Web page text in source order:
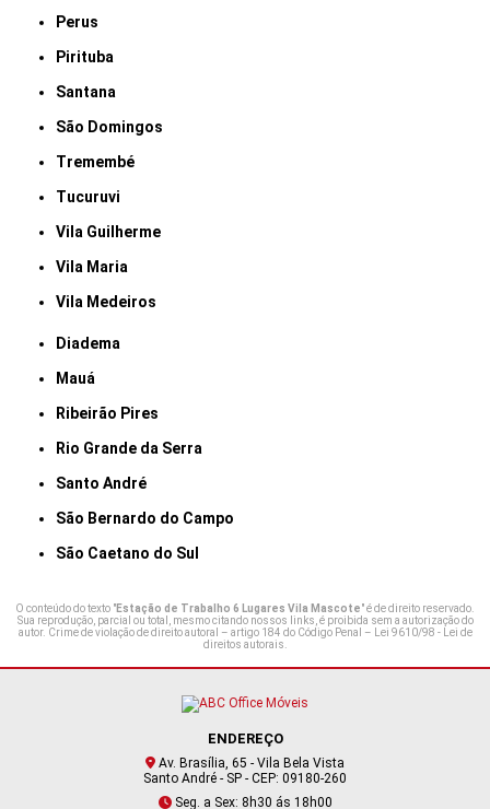
Perus
Pirituba
Santana
São Domingos
Tremembé
Tucuruvi
Vila Guilherme
Vila Maria
Vila Medeiros
Diadema
Mauá
Ribeirão Pires
Rio Grande da Serra
Santo André
São Bernardo do Campo
São Caetano do Sul
O conteúdo do texto "Estação de Trabalho 6 Lugares Vila Mascote" é de direito reservado.
Sua reprodução, parcial ou total, mesmo citando nossos links, é proibida sem a autorização do
autor. Crime de violação de direito autoral – artigo 184 do Código Penal – Lei 9610/98 - Lei de
direitos autorais.
ENDEREÇO
Av. Brasília, 65 - Vila Bela Vista
Santo André - SP - CEP: 09180-260
Seg. a Sex: 8h30 ás 18h00